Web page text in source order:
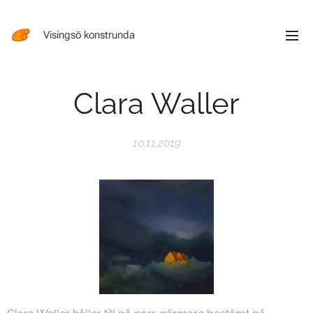
Visingsö konstrunda
Clara Waller
10.11.2019